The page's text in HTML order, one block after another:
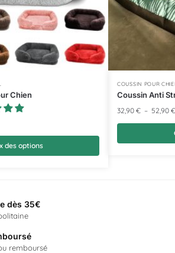
Chien
des options
COUSSIN POUR
Coussin Anti
32,90 € – 52,90 €
dès 35€
remboursé